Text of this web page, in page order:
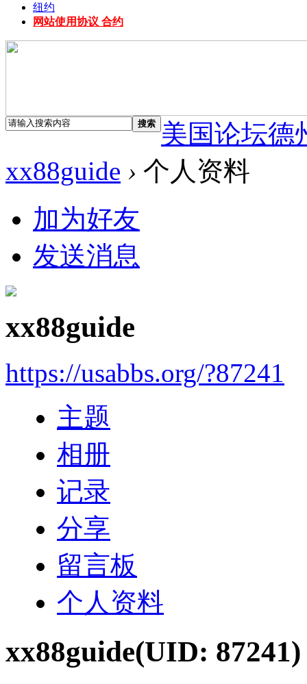
纽约
网站使用协议 合约
搜索
美国论坛德
xx88guide › 个人资料
加为好友
发送消息
xx88guide
https://usabbs.org/?87241
主题
相册
记录
分享
留言板
个人资料
xx88guide(UID: 87241)